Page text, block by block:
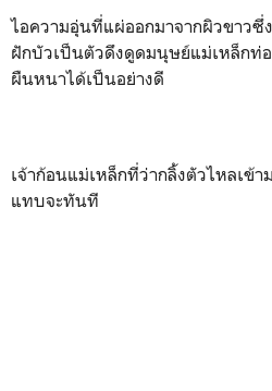
ไอความอุ่นที่แผ่ออกมาจากผิวขาวซึ่
ฝักบัวเป็นตัวดึงดูดมนุษย์แม่เหล็กท่
ผืนหนาได้เป็นอย่างดี
เจ้าก้อนแม่เหล็กที่ว่ากลิ้งตัวไหลเข้
แทบจะทันที